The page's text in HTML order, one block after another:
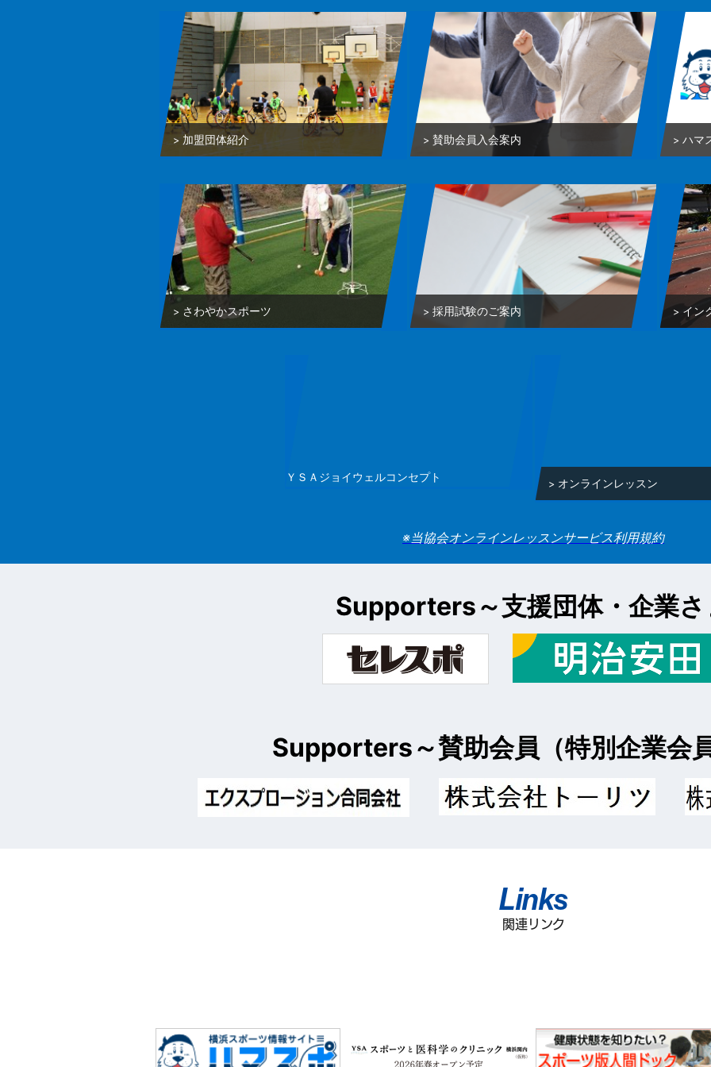
加盟団体紹介 賛助会員入会案内 ハマ
さわやかスポーツ 採用試験のご案内 イン
ＹＳＡジョイウェルコンセプト オンラインレッスン
※当協会オンラインレッスンサービス利用規約
Supporters～支援団体・企業
Supporters～賛助会員（特別企業会
Links
関連リンク